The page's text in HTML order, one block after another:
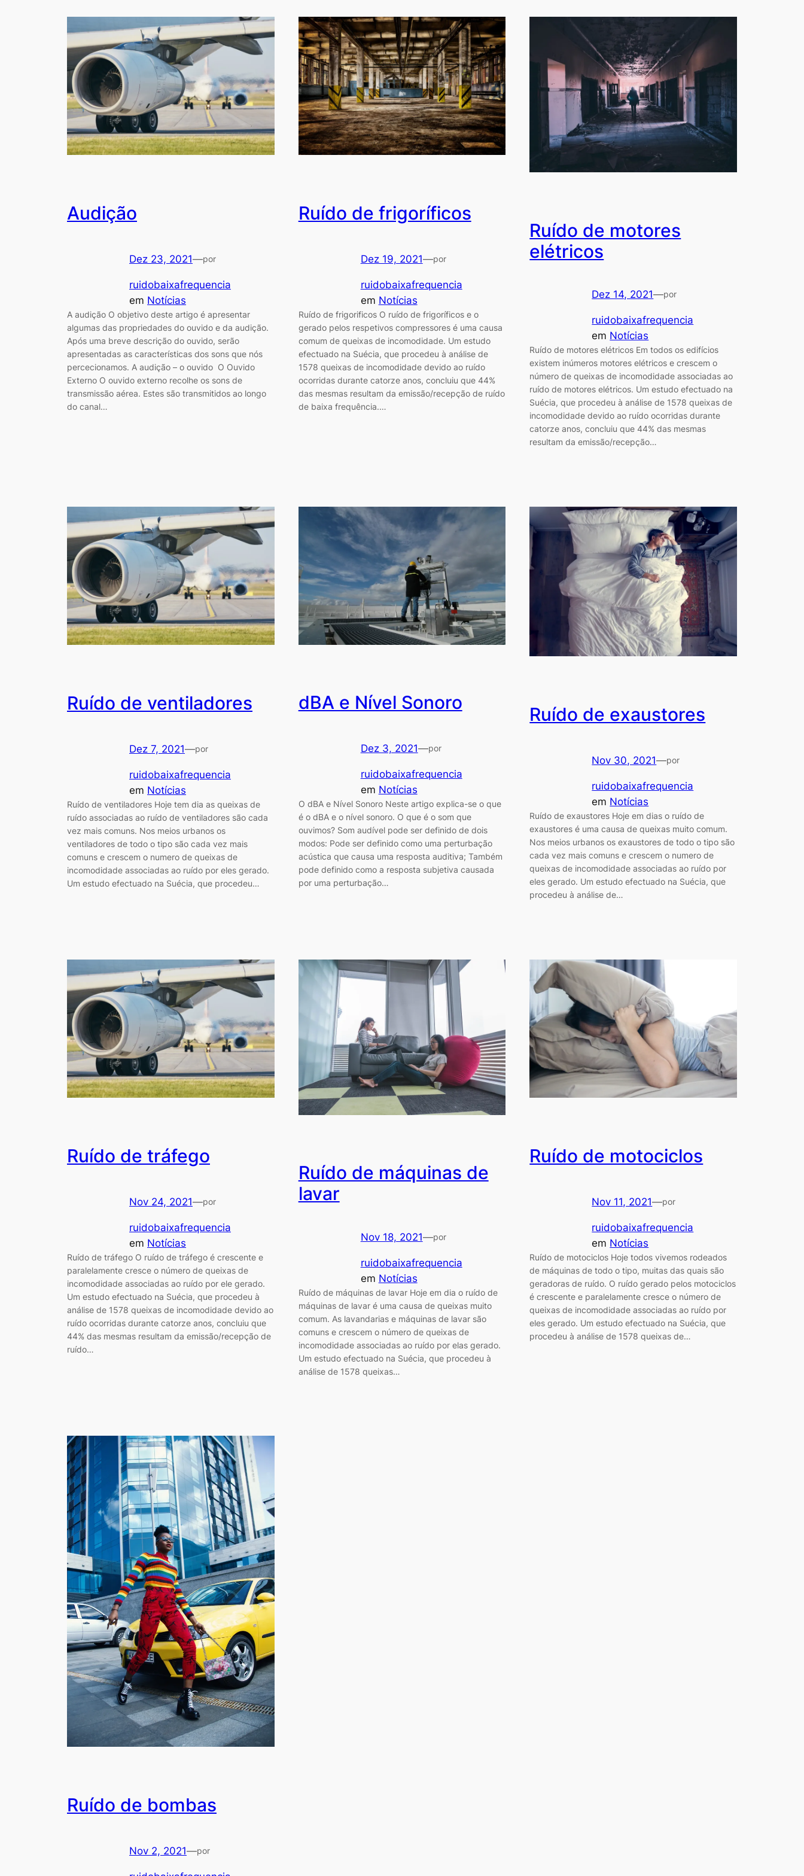
Audição
Dez 23, 2021—por
ruidobaixafrequencia
em Notícias
A audição O objetivo deste artigo é apresentar
algumas das propriedades do ouvido e da audição.
Após uma breve descrição do ouvido, serão
apresentadas as características dos sons que nós
percecionamos. A audição – o ouvido O Ouvido
Externo O ouvido externo recolhe os sons de
transmissão aérea. Estes são transmitidos ao longo
do canal…
Ruído de frigoríficos
Dez 19, 2021—por
ruidobaixafrequencia
em Notícias
Ruído de frigorificos O ruído de frigoríficos e o
gerado pelos respetivos compressores é uma causa
comum de queixas de incomodidade. Um estudo
efectuado na Suécia, que procedeu à análise de
1578 queixas de incomodidade devido ao ruído
ocorridas durante catorze anos, concluiu que 44%
das mesmas resultam da emissão/recepção de ruído
de baixa frequência.…
Ruído de motores
elétricos
Dez 14, 2021—por
ruidobaixafrequencia
em Notícias
Ruído de motores elétricos Em todos os edifícios
existem inúmeros motores elétricos e crescem o
número de queixas de incomodidade associadas ao
ruído de motores elétricos. Um estudo efectuado na
Suécia, que procedeu à análise de 1578 queixas de
incomodidade devido ao ruído ocorridas durante
catorze anos, concluiu que 44% das mesmas
resultam da emissão/recepção…
Ruído de ventiladores
Dez 7, 2021—por
ruidobaixafrequencia
em Notícias
Ruído de ventiladores Hoje tem dia as queixas de
ruído associadas ao ruído de ventiladores são cada
vez mais comuns. Nos meios urbanos os
ventiladores de todo o tipo são cada vez mais
comuns e crescem o numero de queixas de
incomodidade associadas ao ruído por eles gerado.
Um estudo efectuado na Suécia, que procedeu…
dBA e Nível Sonoro
Dez 3, 2021—por
ruidobaixafrequencia
em Notícias
O dBA e Nível Sonoro Neste artigo explica-se o que
é o dBA e o nível sonoro. O que é o som que
ouvimos? Som audível pode ser definido de dois
modos: Pode ser definido como uma perturbação
acústica que causa uma resposta auditiva; Também
pode definido como a resposta subjetiva causada
por uma perturbação…
Ruído de exaustores
Nov 30, 2021—por
ruidobaixafrequencia
em Notícias
Ruído de exaustores Hoje em dias o ruído de
exaustores é uma causa de queixas muito comum.
Nos meios urbanos os exaustores de todo o tipo são
cada vez mais comuns e crescem o numero de
queixas de incomodidade associadas ao ruído por
eles gerado. Um estudo efectuado na Suécia, que
procedeu à análise de…
Ruído de tráfego
Nov 24, 2021—por
ruidobaixafrequencia
em Notícias
Ruído de tráfego O ruído de tráfego é crescente e
paralelamente cresce o número de queixas de
incomodidade associadas ao ruído por ele gerado.
Um estudo efectuado na Suécia, que procedeu à
análise de 1578 queixas de incomodidade devido ao
ruído ocorridas durante catorze anos, concluiu que
44% das mesmas resultam da emissão/recepção de
ruído…
Ruído de máquinas de
lavar
Nov 18, 2021—por
ruidobaixafrequencia
em Notícias
Ruído de máquinas de lavar Hoje em dia o ruído de
máquinas de lavar é uma causa de queixas muito
comum. As lavandarias e máquinas de lavar são
comuns e crescem o número de queixas de
incomodidade associadas ao ruído por elas gerado.
Um estudo efectuado na Suécia, que procedeu à
análise de 1578 queixas…
Ruído de motociclos
Nov 11, 2021—por
ruidobaixafrequencia
em Notícias
Ruído de motociclos Hoje todos vivemos rodeados
de máquinas de todo o tipo, muitas das quais são
geradoras de ruído. O ruído gerado pelos motociclos
é crescente e paralelamente cresce o número de
queixas de incomodidade associadas ao ruído por
eles gerado. Um estudo efectuado na Suécia, que
procedeu à análise de 1578 queixas de…
Ruído de bombas
Nov 2, 2021—por